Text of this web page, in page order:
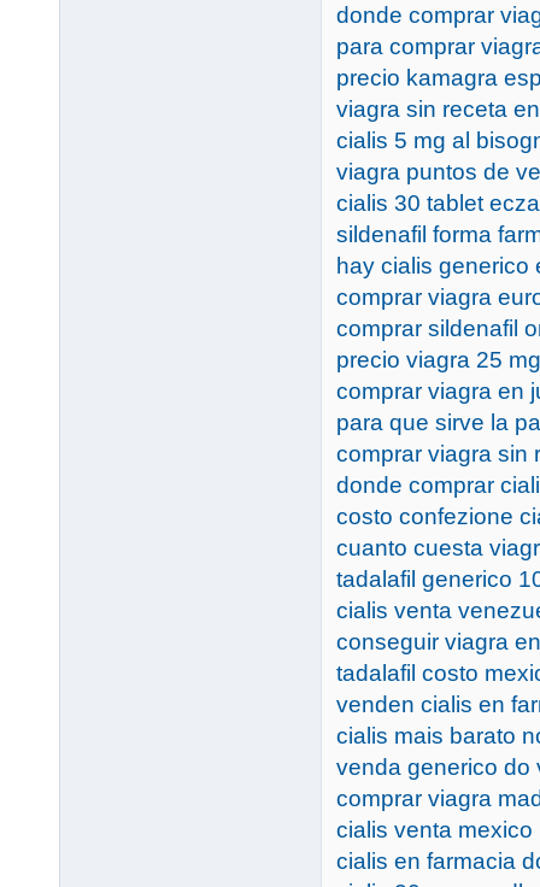
donde comprar
para comprar
precio kamagra
viagra sin receta
cialis 5 mg al
viagra puntos de
cialis 30 tablet
sildenafil forma
hay cialis generico
comprar viagra
comprar sildenafil
precio viagra 25
comprar viagra en
para que sirve la
comprar viagra sin
donde comprar
costo confezione
cuanto cuesta
tadalafil generico
cialis venta
conseguir viagra
tadalafil costo
venden cialis en
cialis mais barato
venda generico do
comprar viagra
cialis venta mexico
cialis en farmacia